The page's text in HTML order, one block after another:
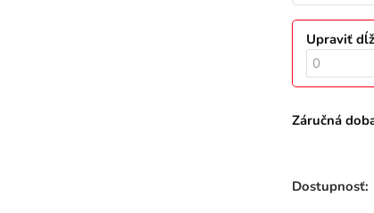
Upraviť
Záručná
Dostupnosť: